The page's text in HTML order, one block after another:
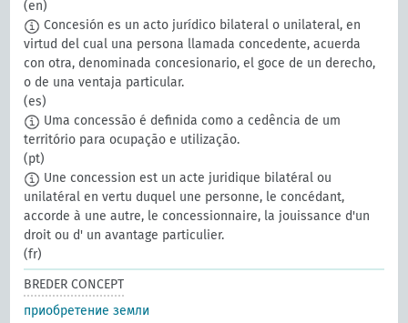
(en)
Concesión es un acto jurídico bilateral o unilateral, en
virtud del cual una persona llamada concedente, acuerda
con otra, denominada concesionario, el goce de un derecho,
o de una ventaja particular.
(es)
Uma concessão é definida como a cedência de um
território para ocupação e utilização.
(pt)
Une concession est un acte juridique bilatéral ou
unilatéral en vertu duquel une personne, le concédant,
accorde à une autre, le concessionnaire, la jouissance d'un
droit ou d' un avantage particulier.
(fr)
BREDER CONCEPT
приобретение земли